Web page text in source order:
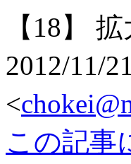
【18】 拡
2012/11/
<
この記事